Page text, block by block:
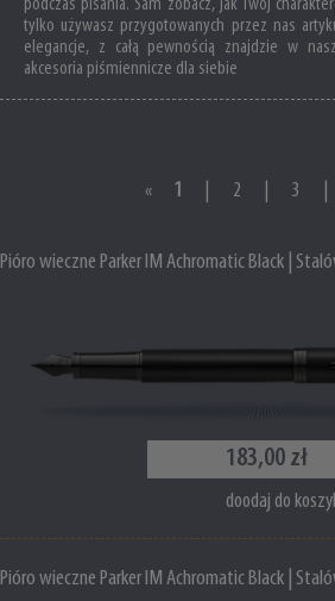
podczas pisania. Sam zobacz, jak Twój
tylko używasz przygotowanych przez nas
elegancje, z całą pewnością znajdzie w
akcesoria piśmiennicze dla siebie
« 1 2 3
Pióro wieczne Parker IM Achromatic Black |
183,00 zł
doodaj do
Pióro wieczne Parker IM Achromatic Black |